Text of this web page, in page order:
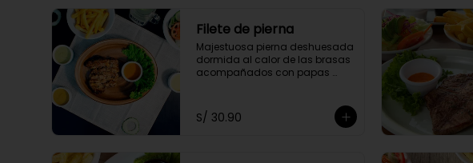
Filete de pierna
Majestuosa pierna deshuesada
dormida al calor de las brasas
acompañados con papas
S/ 30.90